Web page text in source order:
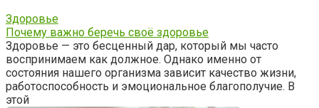
Здоровье
Почему важно беречь своё здоровье
Здоровье — это бесценный дар, который мы часто
воспринимаем как должное. Однако именно от
состояния нашего организма зависит качество жизни,
работоспособность и эмоциональное благополучие. В
этой